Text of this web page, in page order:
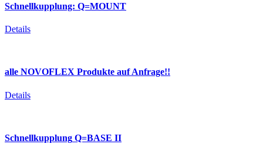
Schnellkupplung: Q=MOUNT
Details
alle NOVOFLEX Produkte auf Anfrage!!
Details
Schnellkupplung Q=BASE II